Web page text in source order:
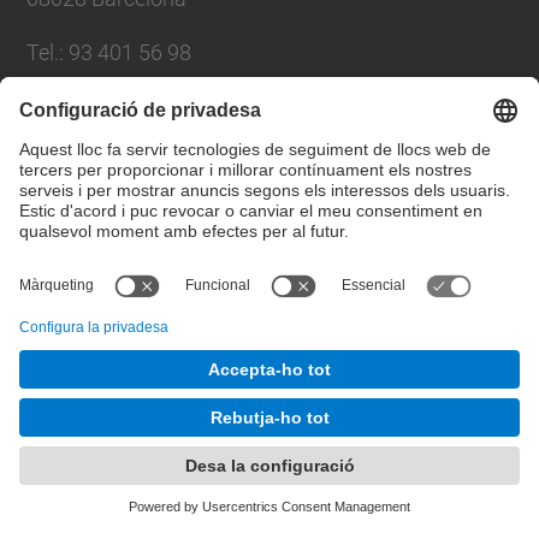
Tel. : 93 401 56 98
E-mail:director.eio@upc.edu
Directori UPC
Formulari de contacte
© UPCDepartament d'Estadística i Investigació Operativa.
Desenvolupat amb